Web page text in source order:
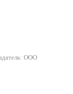
ООО